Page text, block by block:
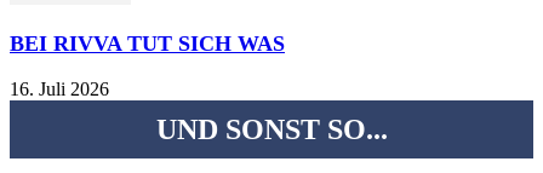
BEI RIVVA TUT SICH WAS
16. Juli 2026
UND SONST SO...